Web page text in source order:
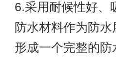
6.采用耐候性好、
防水材料作为防
形成一个完整的